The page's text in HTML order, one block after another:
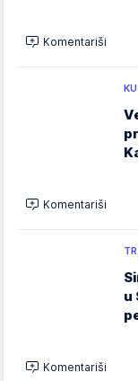
Komentariši
Komentariši
u
Komentariši